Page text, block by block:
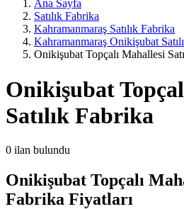
Ana Sayfa
Satılık Fabrika
Kahramanmaraş Satılık Fabrika
Kahramanmaraş Onikişubat
Onikişubat Topçalı Mahallesi
Onikişubat
Satılık Fabrika
0 ilan bulundu
Onikişubat Topçalı
Fabrika Fiyatları